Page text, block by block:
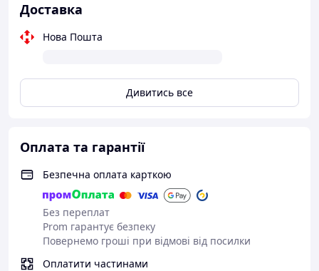
Доставка
Нова Пошта
Дивитись все
Оплата та гарантії
Безпечна оплата карткою
Без переплат
Prom гарантує безпеку
Повернемо гроші при відмові від посилки
Оплатити частинами